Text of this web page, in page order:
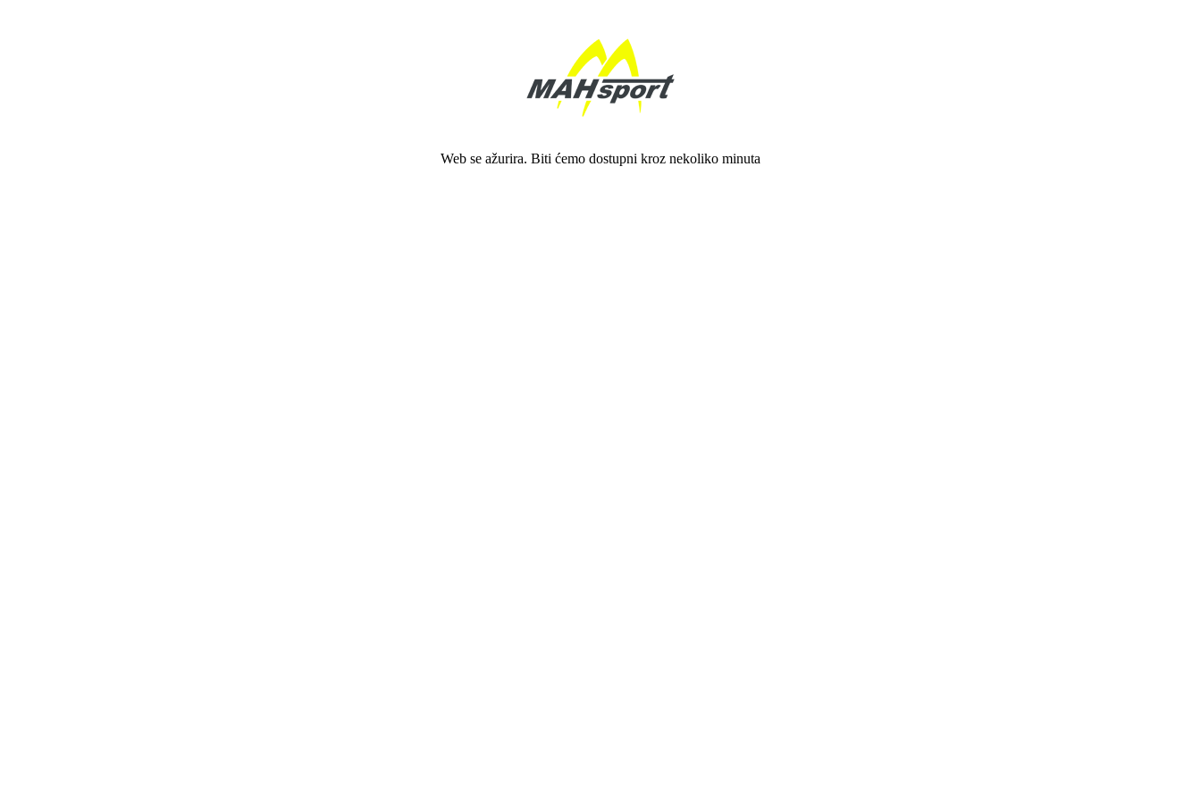
Web se ažurira. Biti ćemo dostupni kroz nekoliko minuta